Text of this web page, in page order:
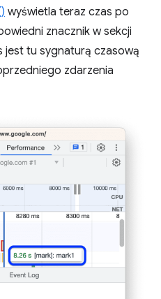
wyświetla teraz czas po
znacznik w sekcji
jest tu sygnaturą czasową
zdarzenia